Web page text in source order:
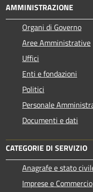
AMMINISTRAZIONE
Organi di Governo
Aree Amministrative
Uffici
Enti e fondazioni
Politici
Personale
Documenti e dati
CATEGORIE DI SERVIZIO
Anagrafe e stato
Imprese e Commercio